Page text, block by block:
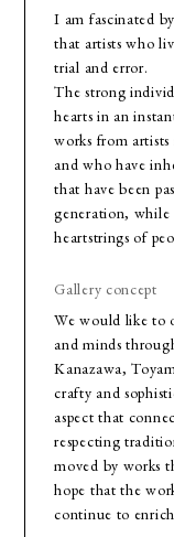
I am fascinated
that artists who
trial and error.
The strong
hearts in an
works from
and who have
that have been
generation, while
heartstrings of
Gallery concept
We would like to
and minds
Kanazawa,
crafty and
aspect that
respecting
moved by works
hope that the
continue to